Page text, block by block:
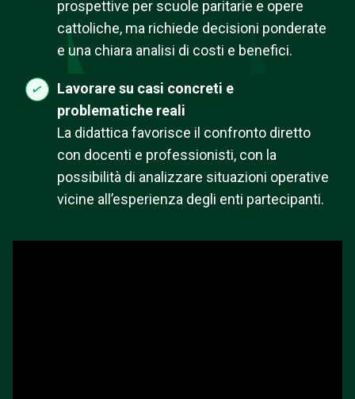
prospettive per scuole paritarie e opere
cattoliche, ma richiede decisioni ponderate
e una chiara analisi di costi e benefici.
Lavorare su casi concreti e
problematiche reali
La didattica favorisce il confronto diretto
con docenti e professionisti, con la
possibilità di analizzare situazioni operative
vicine all’esperienza degli enti partecipanti.